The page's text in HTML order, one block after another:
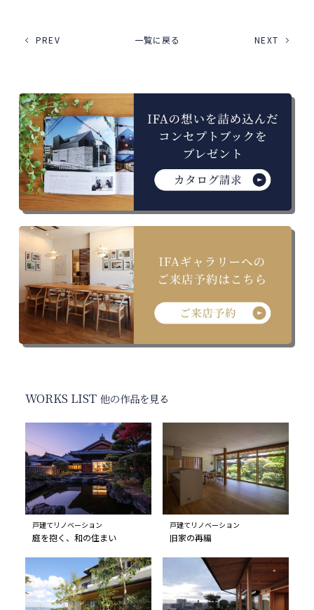
PREV 一覧に戻る NEXT
WORKS LIST 他の作品を見る
戸建てリノベーション
庭を抱く、和の住まい
戸建てリノベーション
旧家の再編